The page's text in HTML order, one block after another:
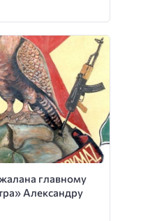
главному
Александру